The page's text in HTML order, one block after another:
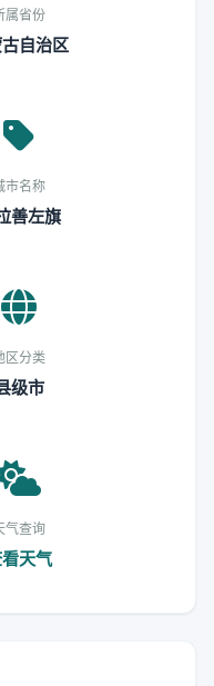
属省份
自治区
市名称
善左旗
区分类
级市
气查询
天气